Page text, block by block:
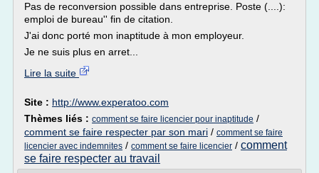
Pas de reconversion possible dans entreprise. Poste (....):
emploi de bureau'' fin de citation.
J'ai donc porté mon inaptitude à mon employeur.
Je ne suis plus en arret...
Lire la suite
Site : http://www.experatoo.com
Thèmes liés : comment se faire licencier pour inaptitude /
comment se faire respecter par son mari / comment se faire
licencier avec indemnites / comment se faire licencier / comment
se faire respecter au travail